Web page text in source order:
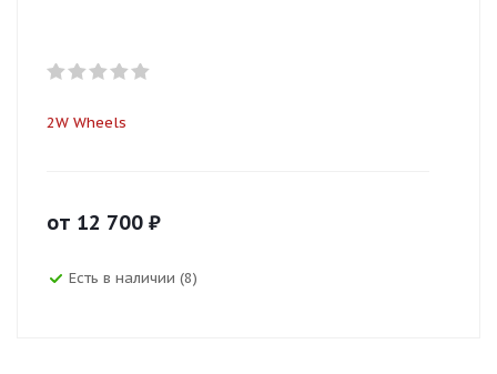
2W Wheels
от 12 700 ₽
Есть в наличии (8)